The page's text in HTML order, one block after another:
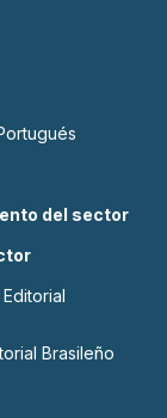
del sector
Brasileño